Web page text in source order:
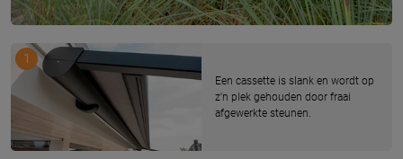
Een cassette is slank en wordt op
z'n plek gehouden door fraai
afgewerkte steunen.
1